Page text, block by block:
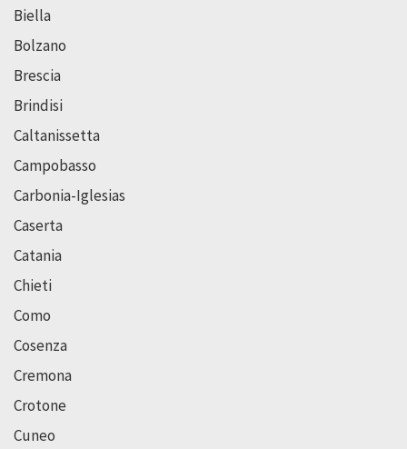
Biella
Bolzano
Brescia
Brindisi
Caltanissetta
Campobasso
Carbonia-Iglesias
Caserta
Catania
Chieti
Como
Cosenza
Cremona
Crotone
Cuneo